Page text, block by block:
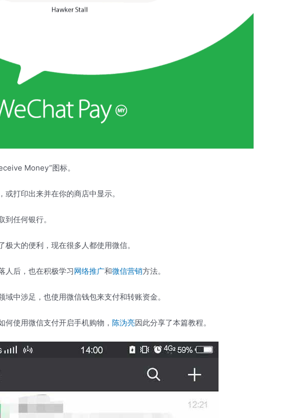
Money”图标。
或打印出来并在你的商店中显示。
到任何银行。
极大的便利，现在很多人都使用微信。
人后，也在积极学习网络推广和微信营销方法。
域中涉足，也使用微信钱包来支付和转账资金。
何使用微信支付开启手机购物， 陈沩亮因此分享了本篇教程。